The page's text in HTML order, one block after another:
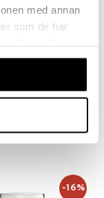
med annan
som de har
vår webbplats.
Chateau -samppanjalasi 21cl (15cl)
(45€)
-16%